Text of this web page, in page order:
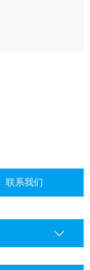
们覆盖了约97%的
联系我们